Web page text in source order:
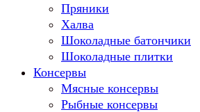
Пряники
Халва
Шоколадные батончики
Шоколадные плитки
Консервы
Мясные консервы
Рыбные консервы